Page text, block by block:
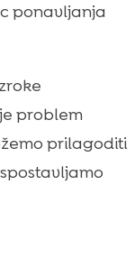
ponavljanja
problem
prilagoditi